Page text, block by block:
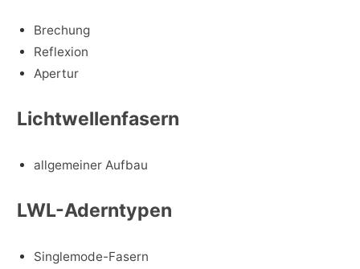
Brechung
Reflexion
Apertur
Lichtwellenfasern
allgemeiner Aufbau
LWL-Aderntypen
Singlemode-Fasern